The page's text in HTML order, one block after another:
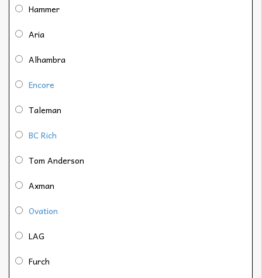
Hammer
Aria
Alhambra
Encore
Taleman
BC Rich
Tom Anderson
Axman
Ovation
LAG
Furch